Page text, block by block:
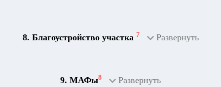
8. Благоустройство участка 7 Развернуть
9. МАФы8 Развернуть